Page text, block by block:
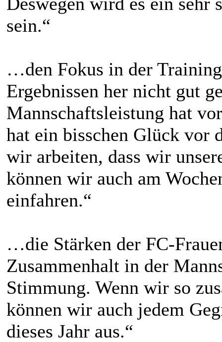
sein.“
…den Fokus in der
Ergebnissen her nicht gut
Mannschaftsleistung hat
hat ein bisschen Glück vor
wir arbeiten, dass wir
können wir auch am
einfahren.“
…die Stärken der FC-
Zusammenhalt in der
Stimmung. Wenn wir so
können wir auch jedem
dieses Jahr aus.“